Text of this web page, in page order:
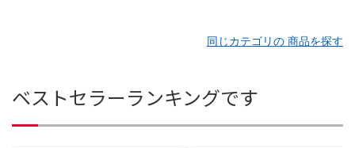
同じカテゴリの 商品を探す
ベストセラーランキングです